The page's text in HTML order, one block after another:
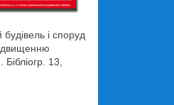
і споруд
13,